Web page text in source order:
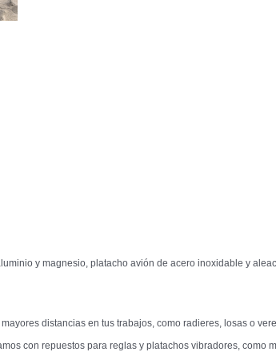
y magnesio, platacho avión de acero inoxidable y
distancias en tus trabajos, como radieres, losas o
con repuestos para reglas y platachos vibradores, como